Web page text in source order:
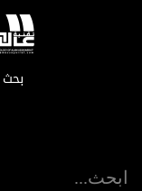
بحث